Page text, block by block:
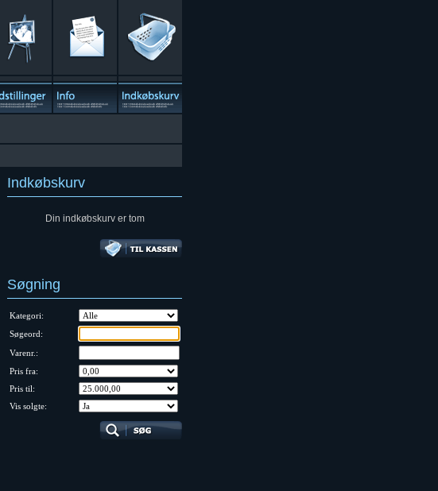
Indkøbskurv
Din indkøbskurv er tom
Søgning
Kategori:
Søgeord:
Varenr.:
Pris fra:
Pris til:
Vis solgte: